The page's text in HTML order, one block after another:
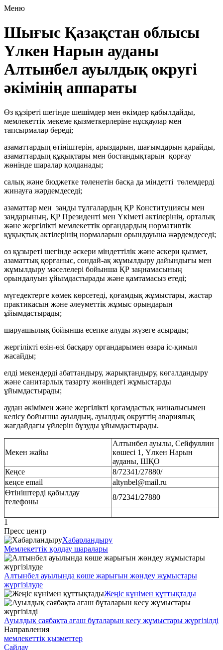
Меню
Шығыс Қазақстан облысы
Үлкен Нарын ауданы
Алтынбел ауылдық округі
әкімінің аппараты
Өз құзіреті шегінде шешімдер мен өкімдер қабылдайды,
мемлекеттік мекеме қызметкерлеріне нұсқаулар мен
тапсырмалар береді;
азаматтардың өтініштерін, арыздарын, шағымдарын қарайды,
азаматтардың құқықтары мен бостандықтарын қорғау
жөнінде шаралар қолданады;
салық және бюджетке төленетін басқа да міндетті төлемдерді
жинауға жәрдемдеседі;
азаматтар мен заңды тұлғалардың ҚР Конституциясы мен
заңдарының, ҚР Президенті мен Үкіметі актілерінің, орталық
және жергілікті мемлекеттік органдардың нормативтік
құқықтық актілерінің нормаларын орындауына жәрдемдеседі;
өз құзыреті шегінде әскери міндеттілік және әскери қызмет,
азаматтық қорғаныс, сондай-ақ жұмылдыру дайындығы мен
жұмылдыру мәселелері бойынша ҚР заңнамасының
орындалуын ұйымдастырады және қамтамасыз етеді;
мүгедектерге көмек көрсетеді, қоғамдық жұмыстары, жастар
практикасын және әлеуметтік жұмыс орындарын
ұйымдастырады;
шаруашылық бойынша есепке алуды жүзеге асырады;
жергілікті өзін-өзі басқару органдарымен өзара іс-қимыл
жасайды;
елді мекендерді абаттандыру, жарықтандыру, көгалдандыру
және санитарлық тазарту жөніндегі жұмыстарды
ұйымдастырады;
аудан әкімімен және жергілікті қоғамдастық жиналысымен
келісу бойынша ауылдың, ауылдық округтің авариялық
жағдайдағы үйлерін бұзуды ұйымдастырады.
Мекен жайы
Алтынбел ауылы, Сейфуллин
көшесі 1, Үлкен Нарын
ауданы, ШҚО
Кеңсе
8/72341/27880/
кеңсе email
altynbel@mail.ru
Өтініштерді қабылдау
телефоны
8/72341/27880
1
Пресс центр
Хабарландыру
Мемлекеттік қолдау шаралары
Алтынбел ауылында көше жарығын жөндеу жұмыстары
жүргізілуде
Жеңіс күнімен құттықтады
Ауылдық саябақта ағаш бұталарын кесу жұмыстары жүргізілді
Направления
мемлекеттік қызметтер
Сайлау